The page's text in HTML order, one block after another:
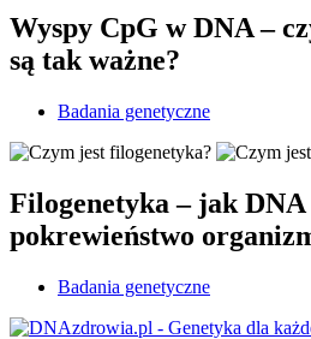
Wyspy CpG w DNA –
są tak ważne?
Badania genetyczne
Filogenetyka – jak
pokrewieństwo
Badania genetyczne